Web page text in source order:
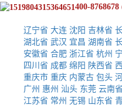
400-8768678
辽宁省 大连 沈阳 吉林省
湖北省 武汉 宜昌 湖南省
安徽省 合肥 浙江省 杭州
四川省 成都 绵阳 陕西省
重庆市 重庆 内蒙古 包头
广州 惠州 汕头 东莞 云南省
江苏省 常州 无锡 山东省